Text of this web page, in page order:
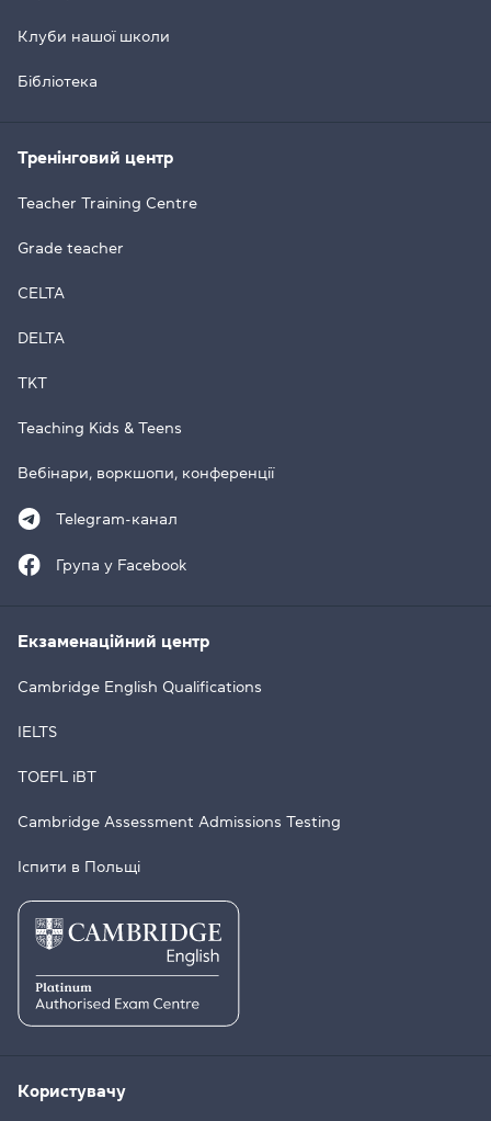
Клуби нашої школи
Бібліотека
Тренінговий центр
Teacher Training Centre
Grade teacher
CELTA
DELTA
TKT
Teaching Kids & Teens
Вебінари, воркшопи, конференції
Telegram-канал
Група у Facebook
Екзаменаційний центр
Cambridge English Qualifications
IELTS
TOEFL iBT
Cambridge Assessment Admissions Testing
Іспити в Польщі
Користувачу